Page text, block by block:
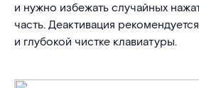
и нужно избежать случайных
часть. Деактивация
и глубокой чистке клавиатуры.